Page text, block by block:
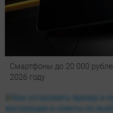
Смартфоны до 20 000
2026 году